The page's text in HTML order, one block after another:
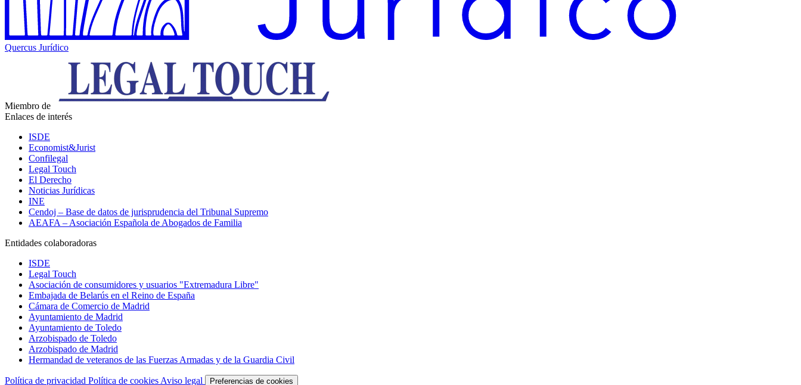
Quercus Jurídico
Miembro de
Enlaces de interés
ISDE
Economist&Jurist
Confilegal
Legal Touch
El Derecho
Noticias Jurídicas
INE
Cendoj – Base de datos de jurisprudencia del Tribunal Supremo
AEAFA – Asociación Española de Abogados de Familia
Entidades colaboradoras
ISDE
Legal Touch
Asociación de consumidores y usuarios "Extremadura Libre"
Embajada de Belarús en el Reino de España
Cámara de Comercio de Madrid
Ayuntamiento de Madrid
Ayuntamiento de Toledo
Arzobispado de Toledo
Arzobispado de Madrid
Hermandad de veteranos de las Fuerzas Armadas y de la Guardia Civil
Política de privacidad Política de cookies Aviso legal Preferencias de cookies